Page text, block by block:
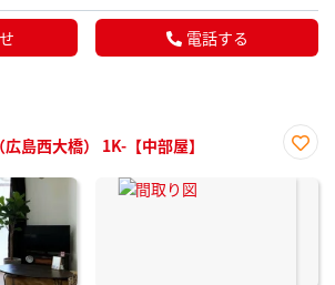
電話する
島西大橋） 1K-【中部屋】
に入